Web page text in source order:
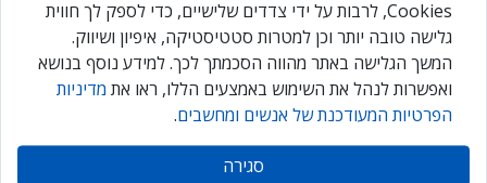
Contact Us
Our Events
אנשים ומחשבים © 2026 – כל הזכויות שמורות
Cookies, לרבות על ידי צדדים שלישיים, כדי לספק לך חווית
גלישה טובה יותר וכן למטרות סטטיסטיקה, איפיון ושיווק.
המשך הגלישה באתר מהווה הסכמתך לכך. למידע נוסף בנושא
ואפשרות לנהל את השימוש באמצעים הללו, ראו את מדיניות
הפרטיות המעודכנת של אנשים ומחשבים.
סגירה